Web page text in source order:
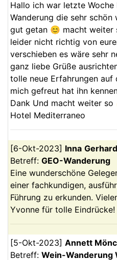
Hallo ich war letzte
Wanderung die sehr
gut getan 😊 macht weiter
leider nicht richtig von
verschieben es wäre sehr
ganz liebe Grüße
tolle neue Erfahrungen auf
mich gefreut hat ihn
Dank Und macht weiter
Hotel Mediterraneo
[6-Okt-2023] Inna
Betreff: GEO-Wanderung
Eine wunderschöne
einer fachkundigen,
Führung zu erkunden.
Yvonne für tolle Eindrücke!
[5-Okt-2023] Annett
Betreff: Wein-Wanderung